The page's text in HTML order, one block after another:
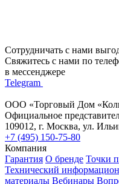
Сотрудничать с нами
Свяжитесь с нами по
в мессенджере
Telegram
ООО «Торговый Дом
Официальное
109012, г. Москва, ул.
+7 (495) 150-75-80
Компания
Гарантия О бренде Точки
Технический
материалы Вебинары